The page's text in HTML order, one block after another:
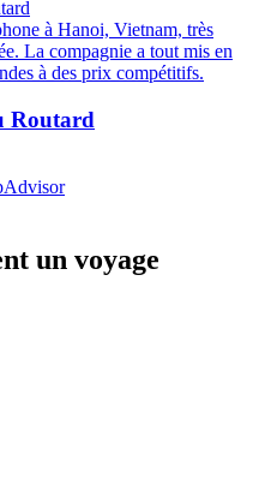
à Hanoi, Vietnam, très
La compagnie a tout mis en
à des prix compétitifs.
Routard
un voyage